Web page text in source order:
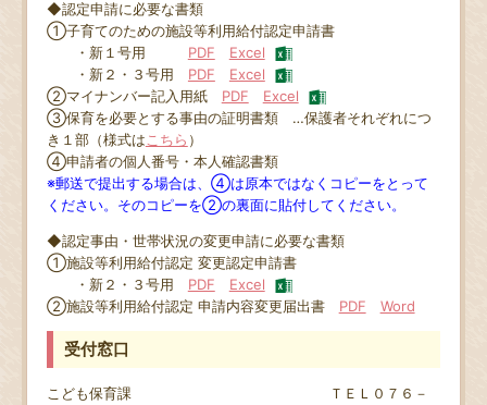
◆認定申請に必要な書類
①子育てのための施設等利用給付認定申請書
・新１号用 PDF
Excel
・新２・３号用
PDF
Excel
②マイナンバー記入用紙 PDF
Excel
③保育を必要とする事由の証明書類 …保護者それぞれにつ
き１部（様式はこちら ）
④申請者の個人番号・本人確認書類
※郵送で提出する場合は、④は原本ではなくコピーをとって
ください。そのコピーを②の裏面に貼付してください。
◆認定事由・世帯状況の変更申請に必要な書類
①施設等利用給付認定 変更認定申請書
・新２・３号用 PDF
Excel
②施設等利用給付認定 申請内容変更届出書
PDF Word
受付窓口
こども保育課 ＴＥＬ０７６－